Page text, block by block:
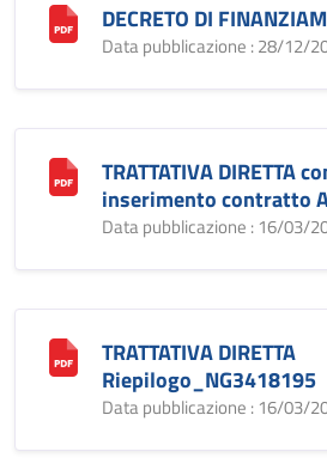
DECRETO DI
Data pubblicazione : 28/12/
TRATTATIVA DIRETTA
inserimento contratto
Data pubblicazione : 16/03/
TRATTATIVA DIRETTA
Riepilogo_NG3418195
Data pubblicazione : 16/03/